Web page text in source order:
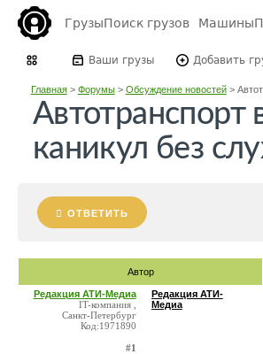
ГрузыПоиск грузов Машины
Ваши грузы Добавить
Главная> Форумы> Обсуждение новостей>
Автотранспорт
каникул без
ОТВЕТИТЬ
Автор
Редакция АТИ-Медиа
IT-компания ,
Санкт-Петербург
Код:1971890
#1
Редакция АТИ-
Медиа